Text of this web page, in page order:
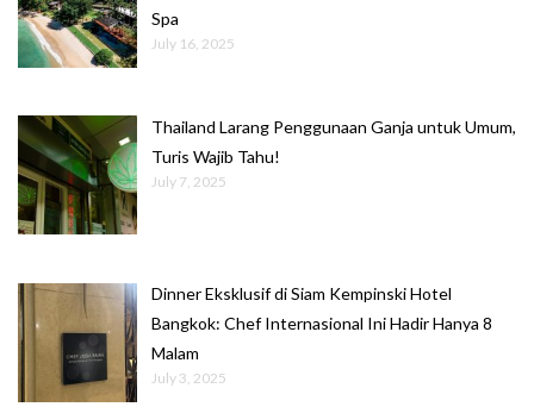
Spa
July 16, 2025
Thailand Larang Penggunaan Ganja untuk Umum,
Turis Wajib Tahu!
July 7, 2025
Dinner Eksklusif di Siam Kempinski Hotel
Bangkok: Chef Internasional Ini Hadir Hanya 8
Malam
July 3, 2025